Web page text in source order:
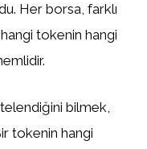
Her borsa, farklı
tokenin hangi
bilmek,
tokenin hangi